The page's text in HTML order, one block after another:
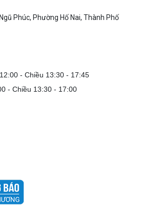
Phúc, Phường Hố Nai, Thành Phố
- Chiều 13:30 - 17:45
- Chiều 13:30 - 17:00